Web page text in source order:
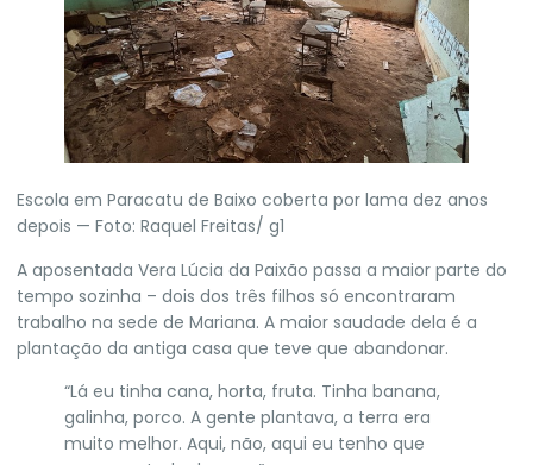
Escola em Paracatu de Baixo coberta por lama dez anos
depois — Foto: Raquel Freitas/ g1
A aposentada Vera Lúcia da Paixão passa a maior parte do
tempo sozinha – dois dos três filhos só encontraram
trabalho na sede de Mariana. A maior saudade dela é a
plantação da antiga casa que teve que abandonar.
“Lá eu tinha cana, horta, fruta. Tinha banana,
galinha, porco. A gente plantava, a terra era
muito melhor. Aqui, não, aqui eu tenho que